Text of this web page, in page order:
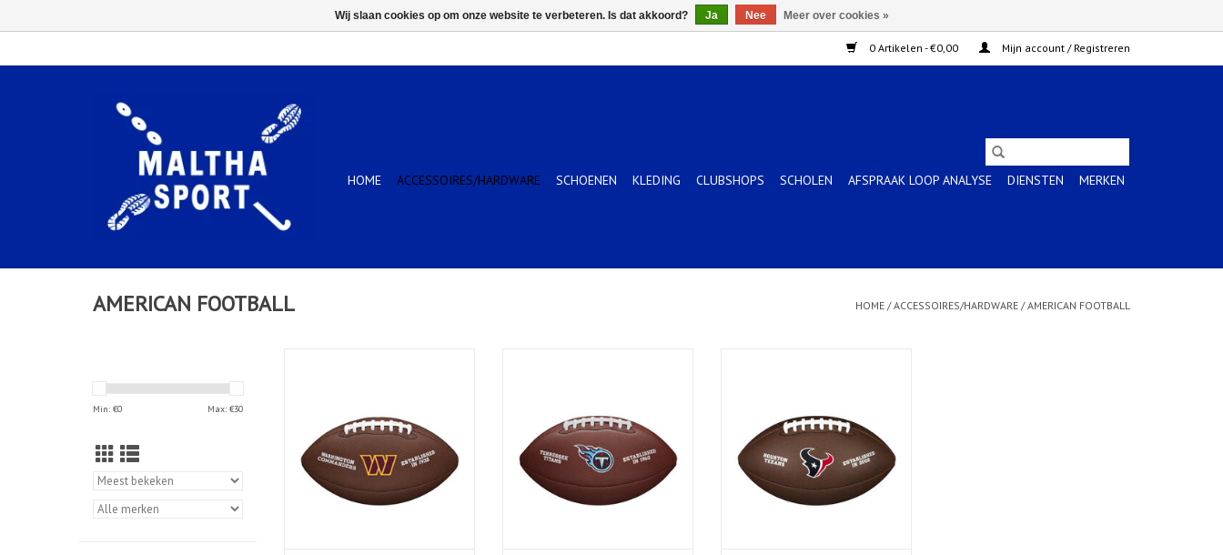
0 Artikelen - €0,00 Mijn account / Registreren
HOME ACCESSOIRES/HARDWARE SCHOENEN KLEDING CLUBSHOPS SCHOLEN AFSPRAAK LOOP ANALYSE DIENSTEN MERKEN
AMERICAN FOOTBALL HOME /ACCESSOIRES/HARDWARE /AMERICAN FOOTBALL
Min: €0 Max: €30
Wij slaan cookies op om onze website te verbeteren. Is dat akkoord? Ja Nee Meer over cookies »